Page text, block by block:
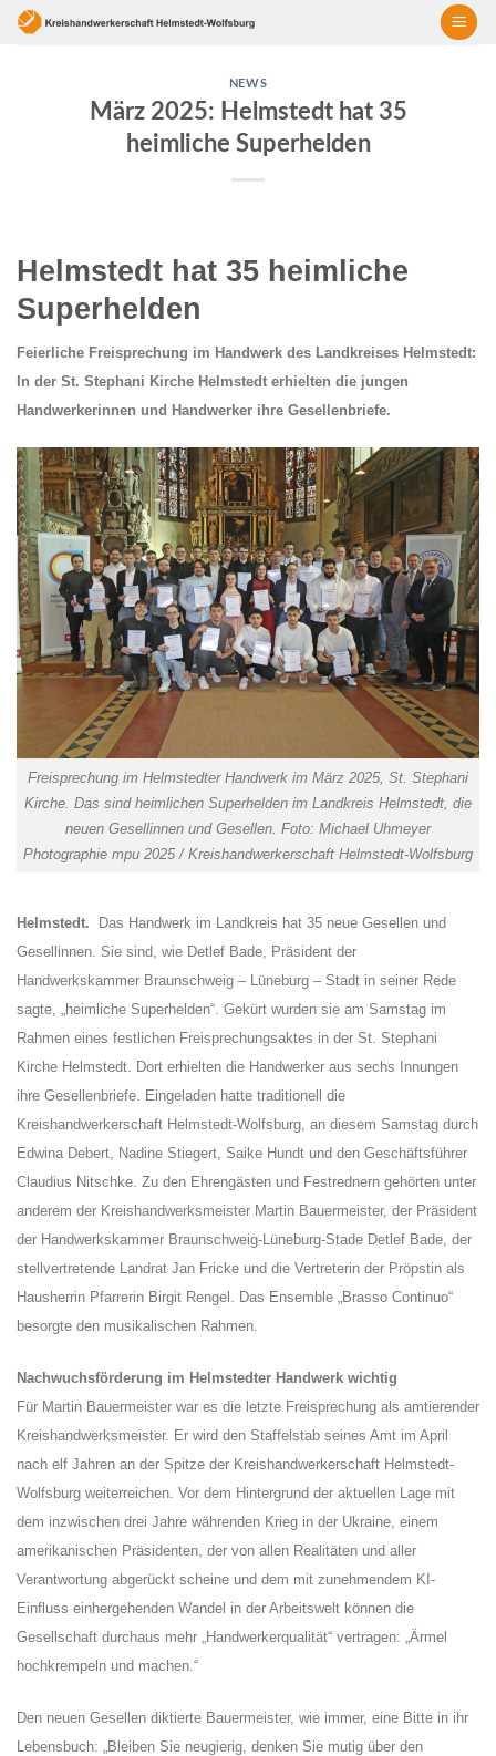
Skip
NEWS
März 2025: Helmstedt hat 35
heimliche Superhelden
Helmstedt hat 35 heimliche
Superhelden
Feierliche Freisprechung im Handwerk des Landkreises Helmstedt:
In der St. Stephani Kirche Helmstedt erhielten die jungen
Handwerkerinnen und Handwerker ihre Gesellenbriefe.
Freisprechung im Helmstedter Handwerk im März 2025, St. Stephani
Kirche. Das sind heimlichen Superhelden im Landkreis Helmstedt, die
neuen Gesellinnen und Gesellen. Foto: Michael Uhmeyer
Photographie mpu 2025 / Kreishandwerkerschaft Helmstedt-Wolfsburg
Helmstedt.
Das Handwerk im Landkreis hat 35 neue Gesellen und
Gesellinnen. Sie sind, wie Detlef Bade, Präsident der
Handwerkskammer Braunschweig – Lüneburg – Stadt in seiner Rede
sagte, „heimliche Superhelden“. Gekürt wurden sie am Samstag im
Rahmen eines festlichen Freisprechungsaktes in der St. Stephani
Kirche Helmstedt. Dort erhielten die Handwerker aus sechs Innungen
ihre Gesellenbriefe. Eingeladen hatte traditionell die
Kreishandwerkerschaft Helmstedt-Wolfsburg, an diesem Samstag durch
Edwina Debert, Nadine Stiegert, Saike Hundt und den Geschäftsführer
Claudius Nitschke. Zu den Ehrengästen und Festrednern gehörten unter
anderem der Kreishandwerksmeister Martin Bauermeister, der Präsident
der Handwerkskammer Braunschweig-Lüneburg-Stade Detlef Bade, der
stellvertretende Landrat Jan Fricke und die Vertreterin der Pröpstin als
Hausherrin Pfarrerin Birgit Rengel. Das Ensemble „Brasso Continuo“
besorgte den musikalischen Rahmen.
Nachwuchsförderung im Helmstedter Handwerk wichtig
Für Martin Bauermeister war es die letzte Freisprechung als amtierender
Kreishandwerksmeister. Er wird den Staffelstab seines Amt im April
nach elf Jahren an der Spitze der Kreishandwerkerschaft Helmstedt-
Wolfsburg weiterreichen. Vor dem Hintergrund der aktuellen Lage mit
dem inzwischen drei Jahre währenden Krieg in der Ukraine, einem
amerikanischen Präsidenten, der von allen Realitäten und aller
Verantwortung abgerückt scheine und dem mit zunehmendem KI-
Einfluss einhergehenden Wandel in der Arbeitswelt können die
Gesellschaft durchaus mehr „Handwerkerqualität“ vertragen: „Ärmel
hochkrempeln und machen.“
Den neuen Gesellen diktierte Bauermeister, wie immer, eine Bitte in ihr
Lebensbuch: „Bleiben Sie neugierig, denken Sie mutig über den